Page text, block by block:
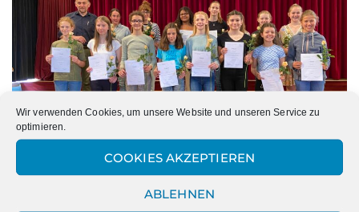
Wir verwenden Cookies, um unsere Website und unseren Service zu
optimieren.
COOKIES AKZEPTIEREN
ABLEHNEN
begeistern das Publikum ... und
beeindrucken!
Endlich – nach zwei Jahren der Abstinenz –